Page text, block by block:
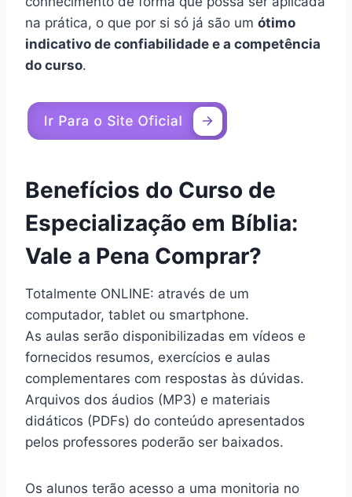
na prática, o que por si só já são um ótimo
indicativo de confiabilidade e a competência
do curso.
Benefícios do Curso de
Especialização em Bíblia:
Vale a Pena Comprar?
Totalmente ONLINE: através de um
computador, tablet ou smartphone.
As aulas serão disponibilizadas em vídeos e
fornecidos resumos, exercícios e aulas
complementares com respostas às dúvidas.
Arquivos dos áudios (MP3) e materiais
didáticos (PDFs) do conteúdo apresentados
pelos professores poderão ser baixados.
Os alunos terão acesso a uma monitoria no